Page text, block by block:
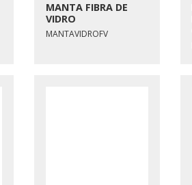
MANTA FIBRA DE
VIDRO
MANTAVIDROFV